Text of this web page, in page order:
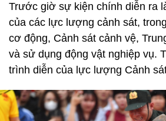
Trước giờ sự kiện chính diễn ra
của các lực lượng cảnh sát,
cơ động, Cảnh sát cảnh vệ,
và sử dụng động vật nghiệp vụ.
trình diễn của lực lượng Cảnh